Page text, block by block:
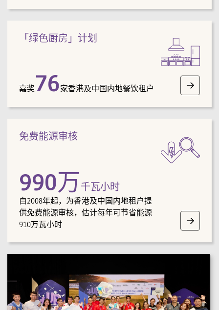
「绿色厨房」计划
嘉奖 76家香港及中国内地餐饮租户
免费能源审核
990万千瓦小时
自2008年起，为香港及中国内地租户提
供免费能源审核，估计每年可节省能源
910万瓦小时